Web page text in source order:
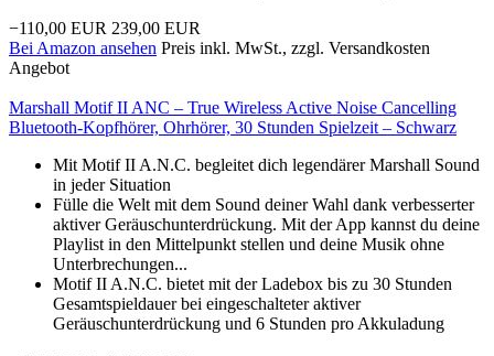
−110,00 EUR 239,00 EUR
Bei Amazon ansehen Preis inkl. MwSt., zzgl. Versandkosten
Angebot
Marshall Motif II ANC – True Wireless Active Noise Cancelling
Bluetooth-Kopfhörer, Ohrhörer, 30 Stunden Spielzeit – Schwarz
Mit Motif II A.N.C. begleitet dich legendärer Marshall Sound
in jeder Situation
Fülle die Welt mit dem Sound deiner Wahl dank verbesserter
aktiver Geräuschunterdrückung. Mit der App kannst du deine
Playlist in den Mittelpunkt stellen und deine Musik ohne
Unterbrechungen...
Motif II A.N.C. bietet mit der Ladebox bis zu 30 Stunden
Gesamtspieldauer bei eingeschalteter aktiver
Geräuschunterdrückung und 6 Stunden pro Akkuladung